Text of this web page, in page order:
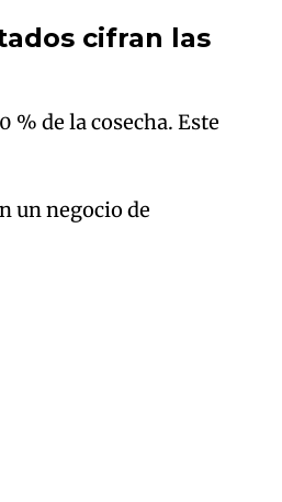
cifran las
% de la cosecha. Este
un negocio de